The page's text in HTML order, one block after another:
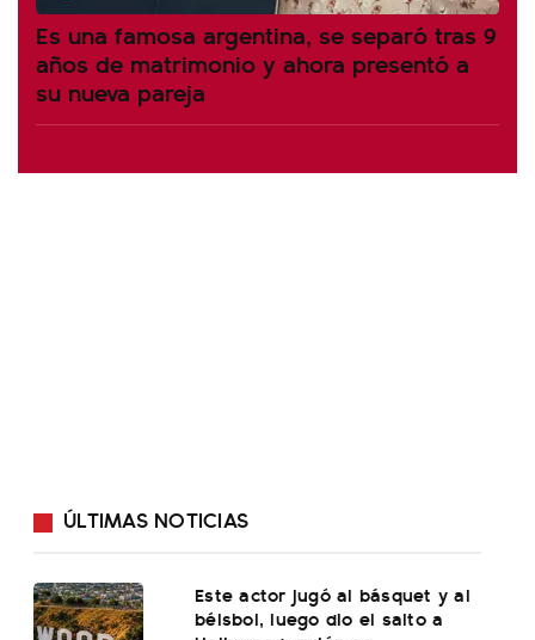
Es una famosa argentina, se separó tras 9
años de matrimonio y ahora presentó a
su nueva pareja
ÚLTIMAS NOTICIAS
Este actor jugó al básquet y al
béisbol, luego dio el salto a